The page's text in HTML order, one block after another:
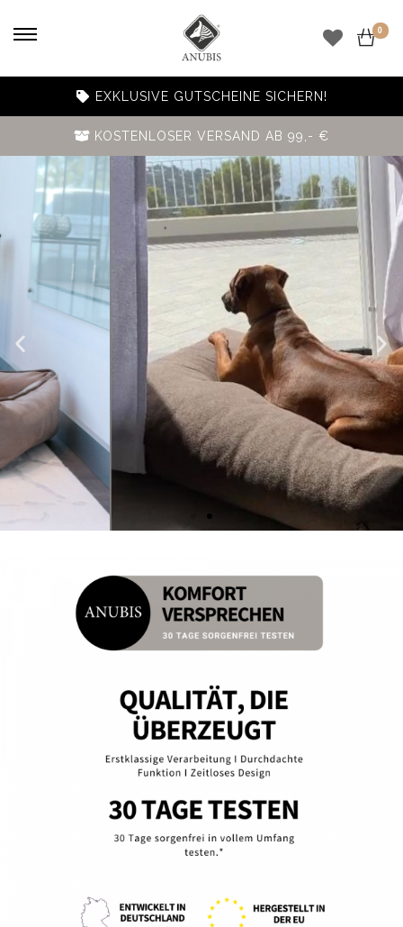
0
EXKLUSIVE GUTSCHEINE SICHERN!
KOSTENLOSER VERSAND AB 99,- €
KISSEN
RAIDEN I KITANA I KANO I STRATOS
JETZT ENTDECKEN